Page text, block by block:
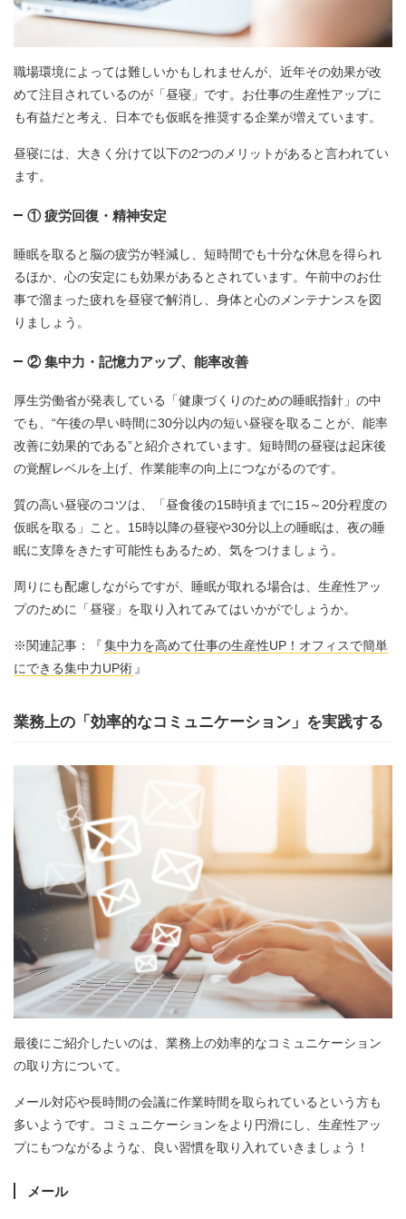
職場環境によっては難しいかもしれませんが、近年その効果が改
めて注目されているのが「昼寝」です。お仕事の生産性アップに
も有益だと考え、日本でも仮眠を推奨する企業が増えています。
昼寝には、大きく分けて以下の2つのメリットがあると言われてい
ます。
① 疲労回復・精神安定
睡眠を取ると脳の疲労が軽減し、短時間でも十分な休息を得られ
るほか、心の安定にも効果があるとされています。午前中のお仕
事で溜まった疲れを昼寝で解消し、身体と心のメンテナンスを図
りましょう。
② 集中力・記憶力アップ、能率改善
厚生労働省が発表している「健康づくりのための睡眠指針」の中
でも、“午後の早い時間に30分以内の短い昼寝を取ることが、能率
改善に効果的である”と紹介されています。短時間の昼寝は起床後
の覚醒レベルを上げ、作業能率の向上につながるのです。
質の高い昼寝のコツは、「昼食後の15時頃までに15～20分程度の
仮眠を取る」こと。15時以降の昼寝や30分以上の睡眠は、夜の睡
眠に支障をきたす可能性もあるため、気をつけましょう。
周りにも配慮しながらですが、睡眠が取れる場合は、生産性アッ
プのために「昼寝」を取り入れてみてはいかがでしょうか。
※関連記事：『集中力を高めて仕事の生産性UP！オフィスで簡単
にできる集中力UP術 』
業務上の「効率的なコミュニケーション」を実践する
最後にご紹介したいのは、業務上の効率的なコミュニケーション
の取り方について。
メール対応や長時間の会議に作業時間を取られているという方も
多いようです。コミュニケーションをより円滑にし、生産性アッ
プにもつながるような、良い習慣を取り入れていきましょう！
メール